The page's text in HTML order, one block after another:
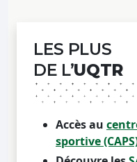
LES PLUS
DE L’UQTR
Accès au
sportive